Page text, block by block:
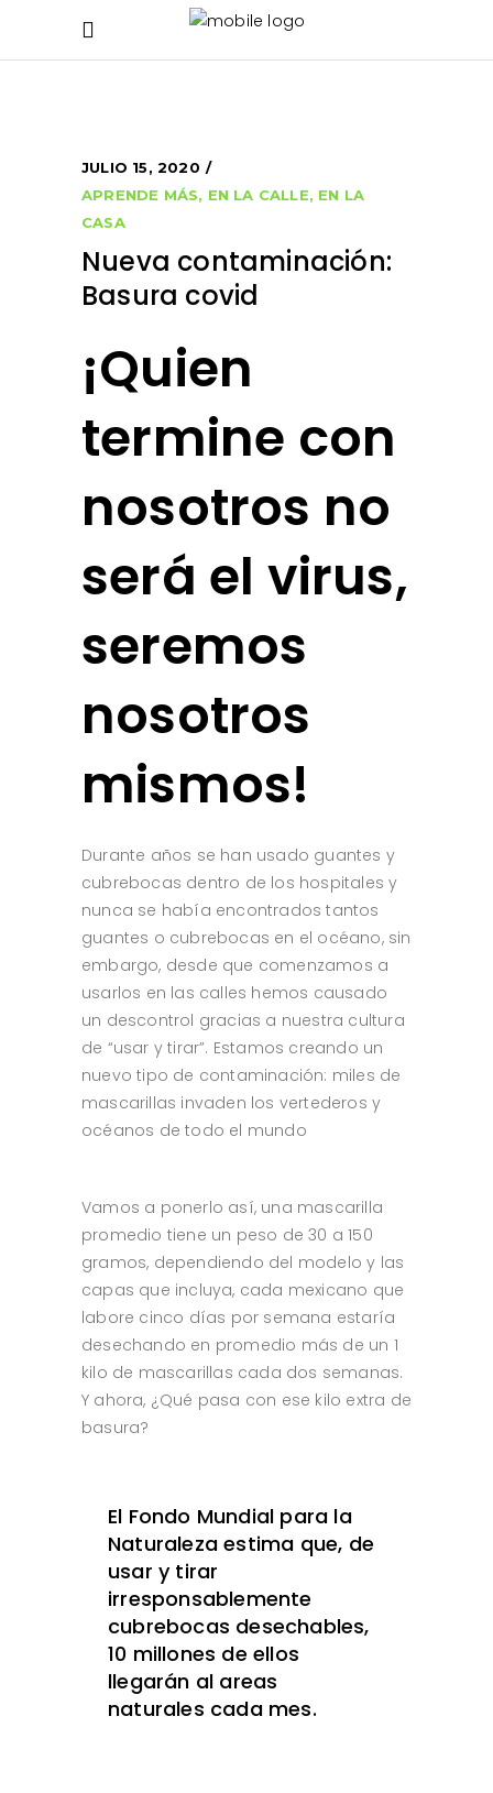
JULIO 15, 2020
APRENDE MÁS, EN LA CALLE, EN LA
CASA
Nueva contaminación:
Basura covid
¡Quien
termine con
nosotros no
será el virus,
seremos
nosotros
mismos!
Durante años se han usado guantes y
cubrebocas dentro de los hospitales y
nunca se había encontrados tantos
guantes o cubrebocas en el océano, sin
embargo, desde que comenzamos a
usarlos en las calles hemos causado
un descontrol gracias a nuestra cultura
de “usar y tirar”. Estamos creando un
nuevo tipo de contaminación: miles de
mascarillas invaden los vertederos y
océanos de todo el mundo
Vamos a ponerlo así, una mascarilla
promedio tiene un peso de 30 a 150
gramos, dependiendo del modelo y las
capas que incluya, cada mexicano que
labore cinco días por semana estaría
desechando en promedio más de un 1
kilo de mascarillas cada dos semanas.
Y ahora, ¿Qué pasa con ese kilo extra de
basura?
El Fondo Mundial para la
Naturaleza estima que, de
usar y tirar
irresponsablemente
cubrebocas desechables,
10 millones de ellos
llegarán al areas
naturales cada mes.